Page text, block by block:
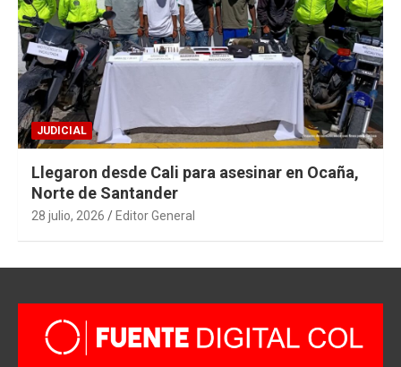
JUDICIAL
Llegaron desde Cali para asesinar en Ocaña,
Norte de Santander
28 julio, 2026 Editor General